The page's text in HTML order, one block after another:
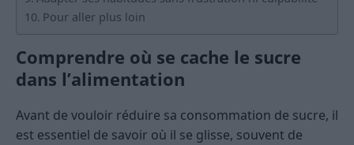
Pour aller plus loin
Comprendre où se cache le sucre
dans l’alimentation
Avant de vouloir réduire sa consommation de sucre, il
est essentiel de savoir où il se glisse, souvent de